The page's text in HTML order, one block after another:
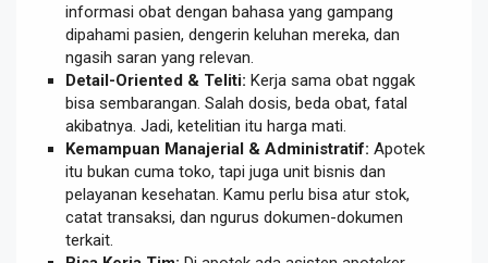
informasi obat dengan bahasa yang gampang
dipahami pasien, dengerin keluhan mereka, dan
ngasih saran yang relevan.
Detail-Oriented & Teliti: Kerja sama obat nggak
bisa sembarangan. Salah dosis, beda obat, fatal
akibatnya. Jadi, ketelitian itu harga mati.
Kemampuan Manajerial & Administratif: Apotek
itu bukan cuma toko, tapi juga unit bisnis dan
pelayanan kesehatan. Kamu perlu bisa atur stok,
catat transaksi, dan ngurus dokumen-dokumen
terkait.